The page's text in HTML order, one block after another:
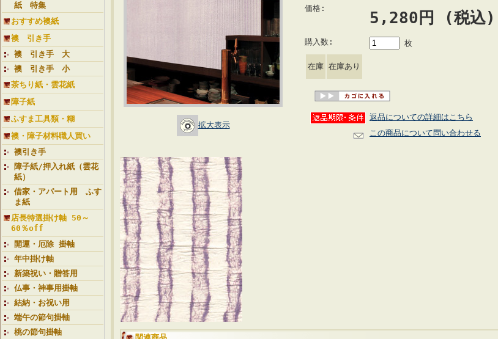
紙 特集
おすすめ襖紙
襖 引き手
襖 引き手 大
襖 引き手 小
茶ちり紙・雲花紙
障子紙
ふすま工具類・糊
襖・障子材料職人買い
襖引き手
障子紙/押入れ紙（雲花
紙）
借家・アパート用 ふす
ま紙
店長特選掛け軸 50～
60％off
開運・厄除 掛軸
年中掛け軸
新築祝い・贈答用
仏事・神事用掛軸
結納・お祝い用
端午の節句掛軸
桃の節句掛軸
拡大表示
価格:
5,280円 (税込)
購入数: 枚
在庫 在庫あり
返品についての詳細はこちら
この商品について問い合わせる